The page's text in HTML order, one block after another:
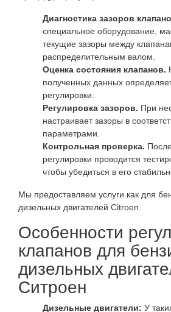
Диагностика зазоров
специальное оборудование,
текущие зазоры между
распределительным валом.
Оценка состояния клапанов.
полученных данных
регулировки.
Регулировка зазоров. При
настраивает зазоры в
параметрами.
Контрольная проверка.
регулировки проводится
чтобы убедиться в его
Мы предоставляем услуги как для
дизельных двигателей Citroen.
Особенности
клапанов для
дизельных
Ситроен
Дизельные двигатели: У